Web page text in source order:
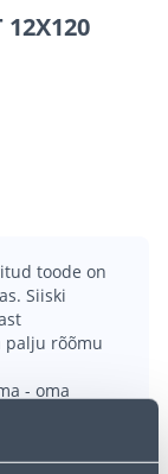
12X120
toode on
Siiski
palju rõõmu
- oma
et leida